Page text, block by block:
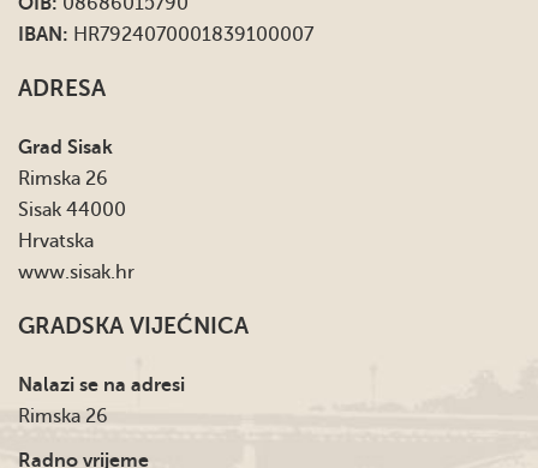
IBAN: HR7924070001839100007
ADRESA
Grad Sisak
Rimska 26
Sisak 44000
Hrvatska
www.sisak.hr
GRADSKA VIJEĆNICA
Nalazi se na adresi
Rimska 26
Radno vrijeme